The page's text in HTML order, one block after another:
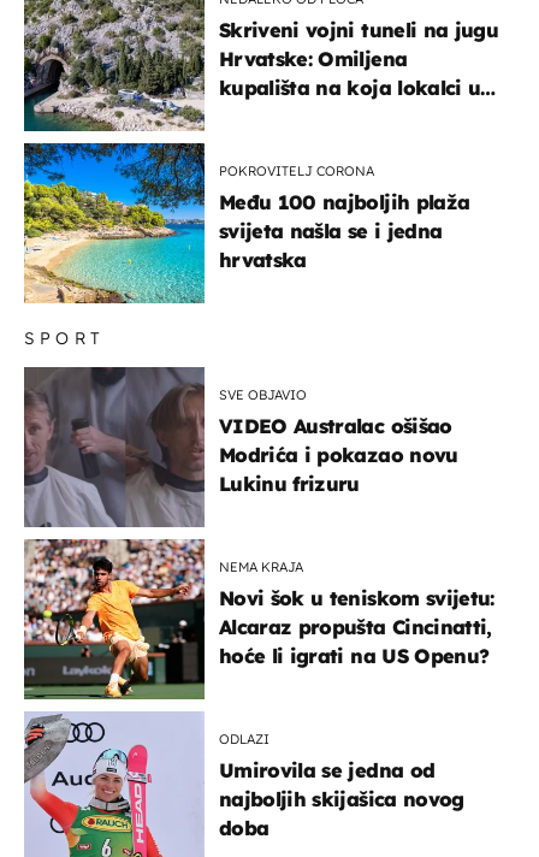
SPORT
SVE OBJAVIO
VIDEO Australac ošišao
Modrića i pokazao novu
Lukinu frizuru
NEMA KRAJA
Novi šok u teniskom svijetu:
Alcaraz propušta Cincinatti,
hoće li igrati na US Openu?
ODLAZI
Umirovila se jedna od
najboljih skijašica novog
doba
Skriveni vojni tuneli na jugu
Hrvatske: Omiljena
kupališta na koja lokalci u
POKROVITELJ CORONA
Među 100 najboljih plaža
svijeta našla se i jedna
hrvatska